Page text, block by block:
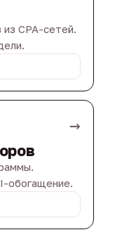
CPA-сетей.
→
обогащение.